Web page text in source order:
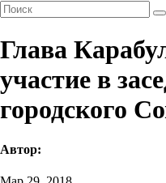
Глава
участие в
городского
Автор: